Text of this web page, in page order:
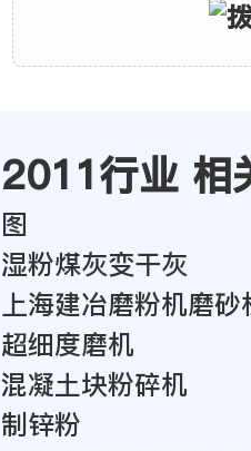
2011行业 相
图
湿粉煤灰变干灰
上海建冶磨粉机磨砂
超细度磨机
混凝土块粉碎机
制锌粉